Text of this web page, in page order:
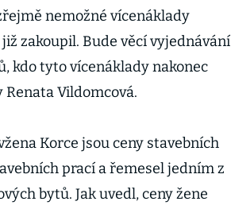
nemožné vícenáklady
zakoupil. Bude věcí vyjednávání
kdo tyto vícenáklady nakonec
Renata Vildomcová.
Korce jsou ceny stavebních
prací a řemesel jedním z
bytů. Jak uvedl, ceny žene